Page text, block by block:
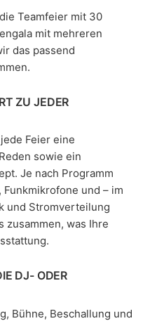
Teamfeier mit 30
mit mehreren
das passend
ZU JEDER
Feier eine
sowie ein
Je nach Programm
Funkmikrofone und – im
und Stromverteilung
zusammen, was Ihre
DJ- ODER
Bühne, Beschallung und